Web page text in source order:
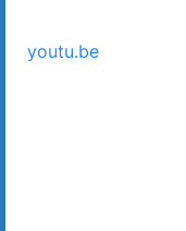
youtu.be